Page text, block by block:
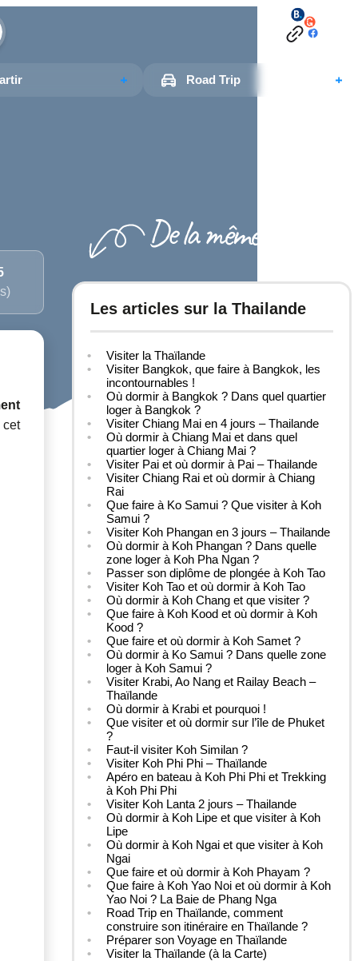
Road Trip
Les articles sur la Thailande
Visiter la Thaïlande
Visiter Bangkok, que faire à Bangkok, les
incontournables !
Où dormir à Bangkok ? Dans quel quartier
loger à Bangkok ?
Visiter Chiang Mai en 4 jours – Thailande
Où dormir à Chiang Mai et dans quel
quartier loger à Chiang Mai ?
Visiter Pai et où dormir à Pai – Thailande
Visiter Chiang Rai et où dormir à Chiang
Rai
Que faire à Ko Samui ? Que visiter à Koh
Samui ?
Visiter Koh Phangan en 3 jours – Thailande
Où dormir à Koh Phangan ? Dans quelle
zone loger à Koh Pha Ngan ?
Passer son diplôme de plongée à Koh Tao
Visiter Koh Tao et où dormir à Koh Tao
Où dormir à Koh Chang et que visiter ?
Que faire à Koh Kood et où dormir à Koh
Kood ?
Que faire et où dormir à Koh Samet ?
Où dormir à Ko Samui ? Dans quelle zone
loger à Koh Samui ?
Visiter Krabi, Ao Nang et Railay Beach –
Thaïlande
Où dormir à Krabi et pourquoi !
Que visiter et où dormir sur l’île de Phuket
?
Faut-il visiter Koh Similan ?
Visiter Koh Phi Phi – Thaïlande
Apéro en bateau à Koh Phi Phi et Trekking
à Koh Phi Phi
Visiter Koh Lanta 2 jours – Thailande
Où dormir à Koh Lipe et que visiter à Koh
Lipe
Où dormir à Koh Ngai et que visiter à Koh
Ngai
Que faire et où dormir à Koh Phayam ?
Que faire à Koh Yao Noi et où dormir à Koh
Yao Noi ? La Baie de Phang Nga
Road Trip en Thaïlande, comment
construire son itinéraire en Thaïlande ?
Préparer son Voyage en Thaïlande
Visiter la Thaïlande (à la Carte)